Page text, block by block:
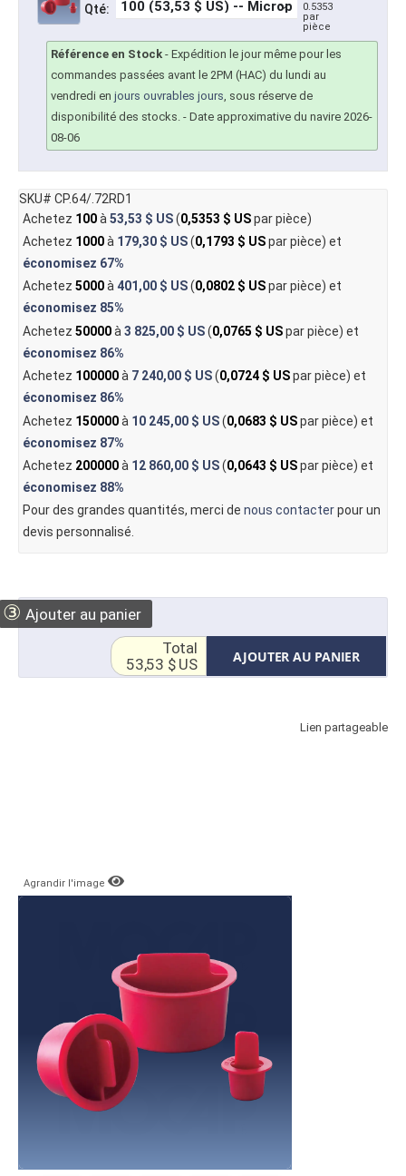
Qté:
0.5353
par
pièce
Référence en Stock - Expédition le jour même pour les
commandes passées avant le 2PM (HAC) du lundi au
vendredi en jours ouvrables jours, sous réserve de
disponibilité des stocks. - Date approximative du navire 2026-
08-06
SKU# CP.64/.72RD1
Achetez 100à 53,53 $ US(0,5353 $ USpar pièce)
Achetez 1000à 179,30 $ US(0,1793 $ USpar pièce) et
économisez 67%
Achetez 5000à401,00 $ US(0,0802 $ USpar pièce) et
économisez 85%
Achetez 50000à 3 825,00 $ US(0,0765 $ USpar pièce) et
économisez 86%
Achetez 100000à 7 240,00 $ US(0,0724 $ USpar pièce) et
économisez 86%
Achetez 150000à 10 245,00 $ US(0,0683 $ USpar pièce) et
économisez 87%
Achetez 200000à 12 860,00 $ US(0,0643 $ USpar pièce) et
économisez 88%
Pour des grandes quantités, merci de nous contacterpour un
devis personnalisé.
③ Ajouter au panier
AJOUTER AU PANIER
Total
53,53 $ US
Lien partageable
Agrandir l'image